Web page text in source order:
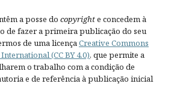
a posse do copyrighte concedem à
de fazer a primeira publicação do seu
de uma licençaCreative Commons
(CC BY 4.0), que permite a
o trabalho com a condição de
e de referência à publicação inicial